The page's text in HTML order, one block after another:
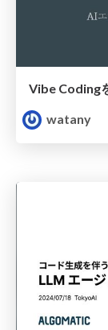
Vibe Coding
watany